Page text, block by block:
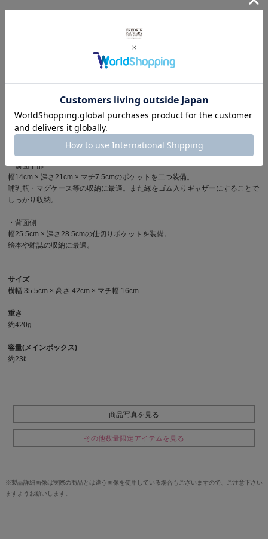
<大> 開口43cm × マチ6cmの立体ポケット。
<小> 開口19.5cmのフラットポケット。
▪︎ インナーポケット
小物の収納に最適な幅26cm × 深さ21cmのメッシュポケットを装備。
上下2箇所のファスナーによりバッグを背負っている時、下ろしている時、ど
ちらもスムーズに物の出し入れが可能。
・前面下部
幅14cm × 深さ21cm × マチ7.5cmのポケットを二つ装備。
哺乳瓶・マグケース等の収納に最適。また縁をゴム入りギャザーにすることで
しっかり収納。
・背面側
幅25.5cm × 深さ28.5cmの仕切りポケットを装備。
絵本や雑誌の収納に最適。
サイズ
横幅 35.5cm × 高さ 42cm × マチ幅 16cm
重さ
約420g
容量(メインボックス)
約23ℓ
商品写真を見る
その他数量限定アイテムを見る
※製品詳細画像は実際の商品とは違う画像を使用している場合もございますので、ご注意下さい
ますようお願いします。